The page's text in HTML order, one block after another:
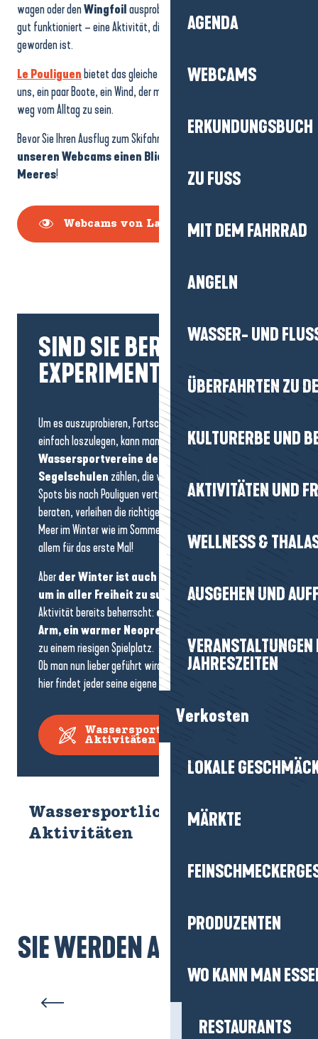
AGENDA
WEBCAMS
ERKUNDUNGSBUCH
ZU FUSS
MIT DEM FAHRRAD
ANGELN
WASSER- UND
ÜBERFAHRTEN ZU
KULTURERBE UND
AKTIVITÄTEN UND
WELLNESS &
AUSGEHEN UND
JAHRESZEITEN
Verkosten
LOKALE
MÄRKTE
PRODUZENTEN
WO KANN MAN
RESTAURANTS
wagen oder denWingfoilausprobieren, der bei frischem Wind sehr
gut funktioniert – eine Aktivität, die im Winter unumgänglich
geworden ist.
Le Pouliguenbietet das gleiche Gefühl von Freiheit: das Meer für
uns, ein paar Boote, ein Wind, der motiviert… und dieses Gefühl, weit
weg vom Alltag zu sein.
Bevor Sie Ihren Ausflug zum Skifahren vorbereiten,werfen Sie mit
unseren Webcams einen Blick auf den Zustand des
Meeres!
Webcams von La Baule
SIND SIE BEREIT FÜR DAS
EXPERIMENT?
Um es auszuprobieren, Fortschritte zu machen oder
einfach loszulegen, kann man auf
die
Wassersportvereine der Region und die
Segelschulen zählen, die von La Baule über die wilderen
Spots bis nach Pouliguen vertreten sind. Sie betreuen,
beraten, verleihen die richtige Ausrüstung und kennen das
Meer im Winter wie im Sommer. Das ist beruhigend, vor
allem für das erste Mal!
Aberder Winter ist auch eine ideale Jahreszeit,
um in aller Freiheit zu surfen
, wenn man seine
Aktivität bereits beherrscht: ein Brett unter dem
Arm, ein warmer Neoprenanzug
zu einem riesigen Spielplatz.
Ob man nun lieber geführt wird oder selbstständig gleitet,
hier findet jeder seine eigene Art, den Ozean zu genießen.
Wassersportliche
Aktivitäten
Wassersportliche
Aktivitäten
SIE WERDEN AUCH MÖGEN...
Top 4 Picknickplätze